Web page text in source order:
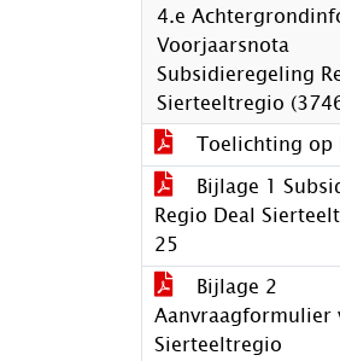
4.e
Voorjaarsnota
Subsidieregeling
Sierteeltregio
Toelichting op
Bijlage 1
Regio Deal
25
Bijlage 2
Aanvraagformulier
Sierteeltregio